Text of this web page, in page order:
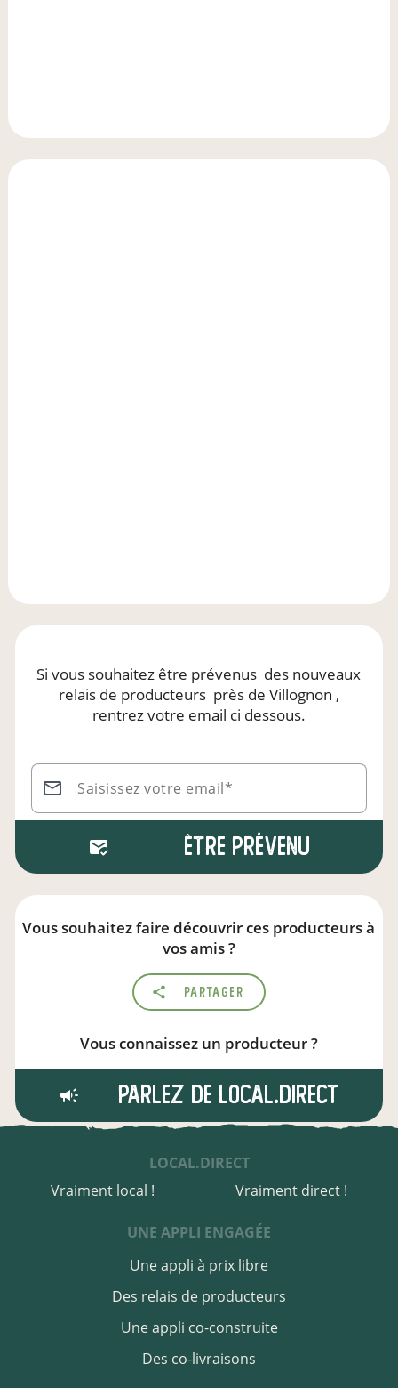
Si vous souhaitez être prévenus des nouveaux
relais de producteurs près de Villognon ,
rentrez votre email ci dessous.
Saisissez votre email*
Être prévenu
Vous souhaitez faire découvrir ces producteurs à
vos amis ?
Partager
Vous connaissez un producteur ?
Parlez de local.direct
LOCAL.DIRECT
Vraiment local !
Vraiment direct !
UNE APPLI ENGAGÉE
Une appli à prix libre
Des relais de producteurs
Des co-livraisons
Une appli co-construite